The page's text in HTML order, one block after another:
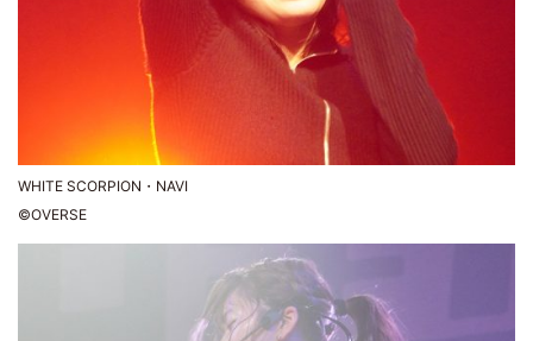
WHITE SCORPION・NAVI
©OVERSE